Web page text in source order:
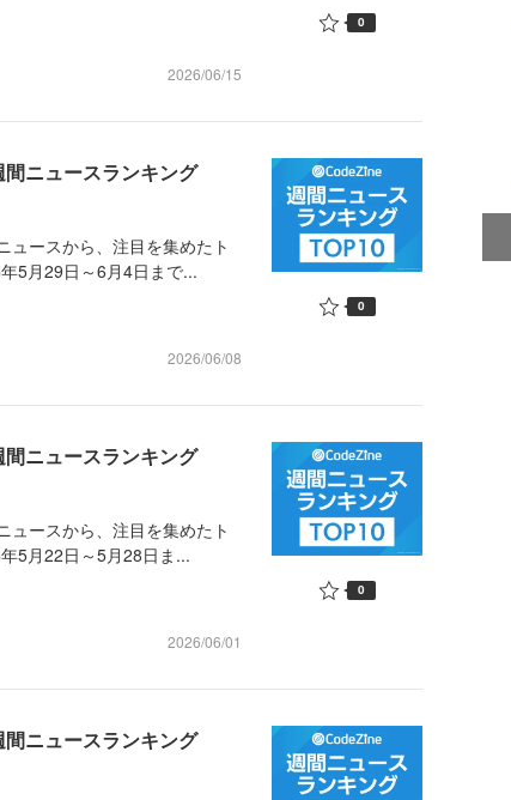
2026/06/15
0
ニュースランキング
ースから、注目を集めたト
5月29日～6月4日まで...
2026/06/08
0
ニュースランキング
ースから、注目を集めたト
5月22日～5月28日ま...
2026/06/01
0
ニュースランキング